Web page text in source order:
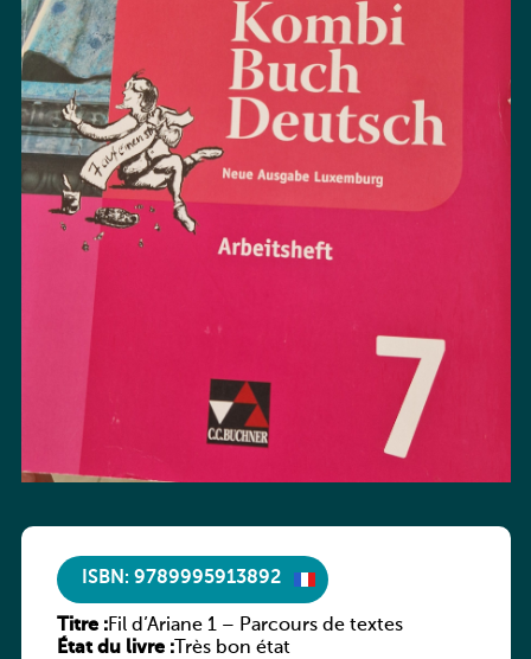
ISBN: 9789995913892
Titre :Fil d’Ariane 1 – Parcours de textes
État du livre :Très bon état